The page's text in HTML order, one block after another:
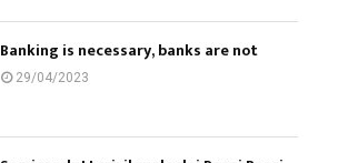
Banking is necessary, banks are not
29/04/2023